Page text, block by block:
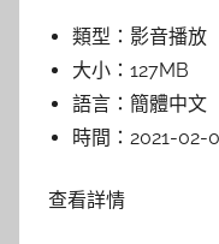
類型： 影音播放
大小： 127MB
語言： 簡體中文
時間： 2021-02-
查看詳情